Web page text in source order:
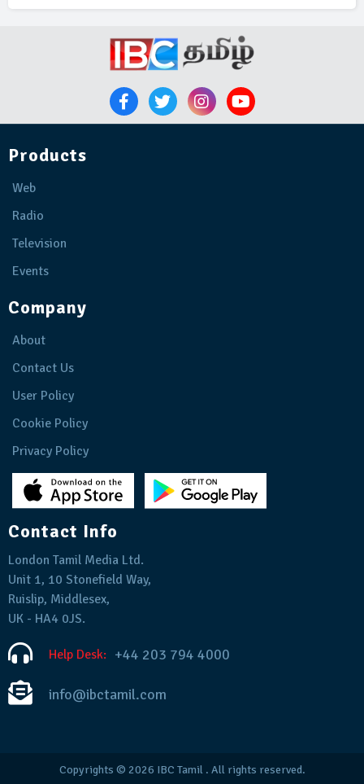
Products
Web
Radio
Television
Events
Company
About
Contact Us
User Policy
Cookie Policy
Privacy Policy
Contact Info
London Tamil Media Ltd.
Unit 1, 10 Stonefield Way,
Ruislip, Middlesex,
UK - HA4 0JS.
Help Desk: +44 203 794 4000
info@ibctamil.com
Copyrights © 2026 IBC Tamil. All rights reserved.